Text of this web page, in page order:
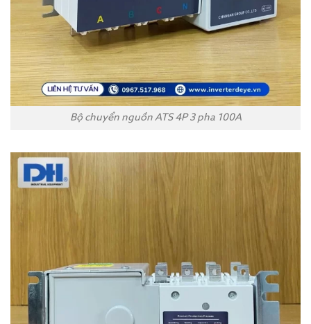
Bộ chuyển nguồn ATS 4P 3 pha 100A